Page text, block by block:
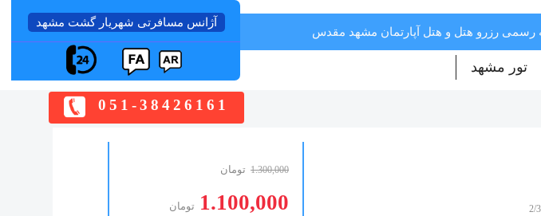
رزرو هتل و هتل آپارتمان مشهد مقدس
تور مشهد
آژانس مسافرتی شهریار گشت مشهد
051-38426161
1.300,000 تومان
1.100,000 تومان